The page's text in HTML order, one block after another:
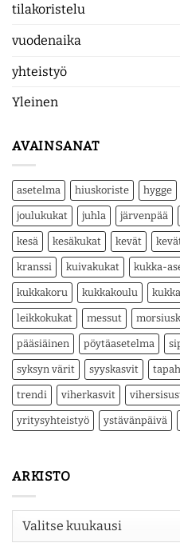
tilakoristelu
vuodenaika
yhteistyö
Yleinen
AVAINSANAT
asetelma hiuskoriste hygge
joulukukat juhla järvenpää
kesä kesäkukat kevät
kranssi kuivakukat kukka-
kukkakoru kukkakoulu
leikkokukat messut
pääsiäinen pöytäasetelma
syksyn värit syyskasvit
trendi viherkasvit
yritysyhteistyö ystävänpäivä
ARKISTO
Arkisto